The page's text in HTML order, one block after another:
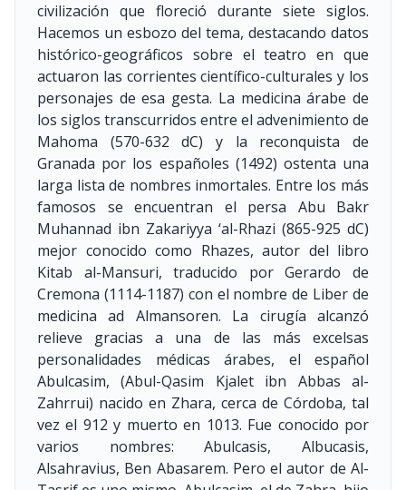
civilización que floreció durante siete siglos.
Hacemos un esbozo del tema, destacando datos
histórico-geográficos sobre el teatro en que
actuaron las corrientes científico-culturales y los
personajes de esa gesta. La medicina árabe de
los siglos transcurridos entre el advenimiento de
Mahoma (570-632 dC) y la reconquista de
Granada por los españoles (1492) ostenta una
larga lista de nombres inmortales. Entre los más
famosos se encuentran el persa Abu Bakr
Muhannad ibn Zakariyya ‘al-Rhazi (865-925 dC)
mejor conocido como Rhazes, autor del libro
Kitab al-Mansuri, traducido por Gerardo de
Cremona (1114-1187) con el nombre de Liber de
medicina ad Almansoren. La cirugía alcanzó
relieve gracias a una de las más excelsas
personalidades médicas árabes, el español
Abulcasim, (Abul-Qasim Kjalet ibn Abbas al-
Zahrrui) nacido en Zhara, cerca de Córdoba, tal
vez el 912 y muerto en 1013. Fue conocido por
varios nombres: Abulcasis, Albucasis,
Alsahravius, Ben Abasarem. Pero el autor de Al-